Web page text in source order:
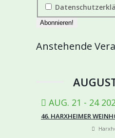
Anstehende
AUG. 21 - 24
46. HARXHEIMER